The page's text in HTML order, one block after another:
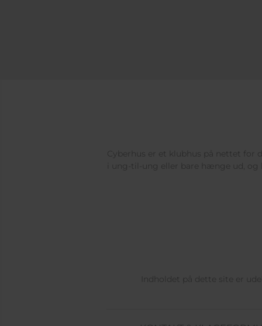
Cyberhus er et klubhus på nettet for
i ung-til-ung eller bare hænge ud,
Indholdet på dette site er